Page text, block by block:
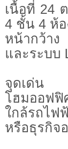
เนื้อที่ 24
4 ชั้น 4 ห้
หน้ากว้า
และระบบ
จุดเด่น
โฮมออฟฟิ
ใกล้รถไฟ
หรือธุรกิจ